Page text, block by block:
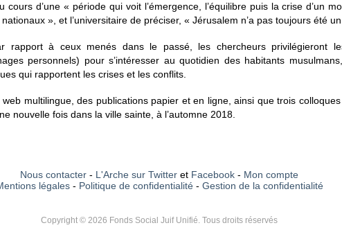
d’une « période qui voit l’émergence, l’équilibre puis la crise d’un
», et l’universitaire de préciser, « Jérusalem n’a pas toujours été
rapport à ceux menés dans le passé, les chercheurs privilégieront
personnels) pour s’intéresser au quotidien des habitants
qui rapportent les crises et les conflits.
multilingue, des publications papier et en ligne, ainsi que trois
nouvelle fois dans la ville sainte, à l’automne 2018.
Nous contacter - L'Arche sur Twitter et Facebook - Mon compte
légales- Politique de confidentialité- Gestion de la confidentialité
Copyright © 2026 Fonds Social Juif Unifié. Tous droits réservés